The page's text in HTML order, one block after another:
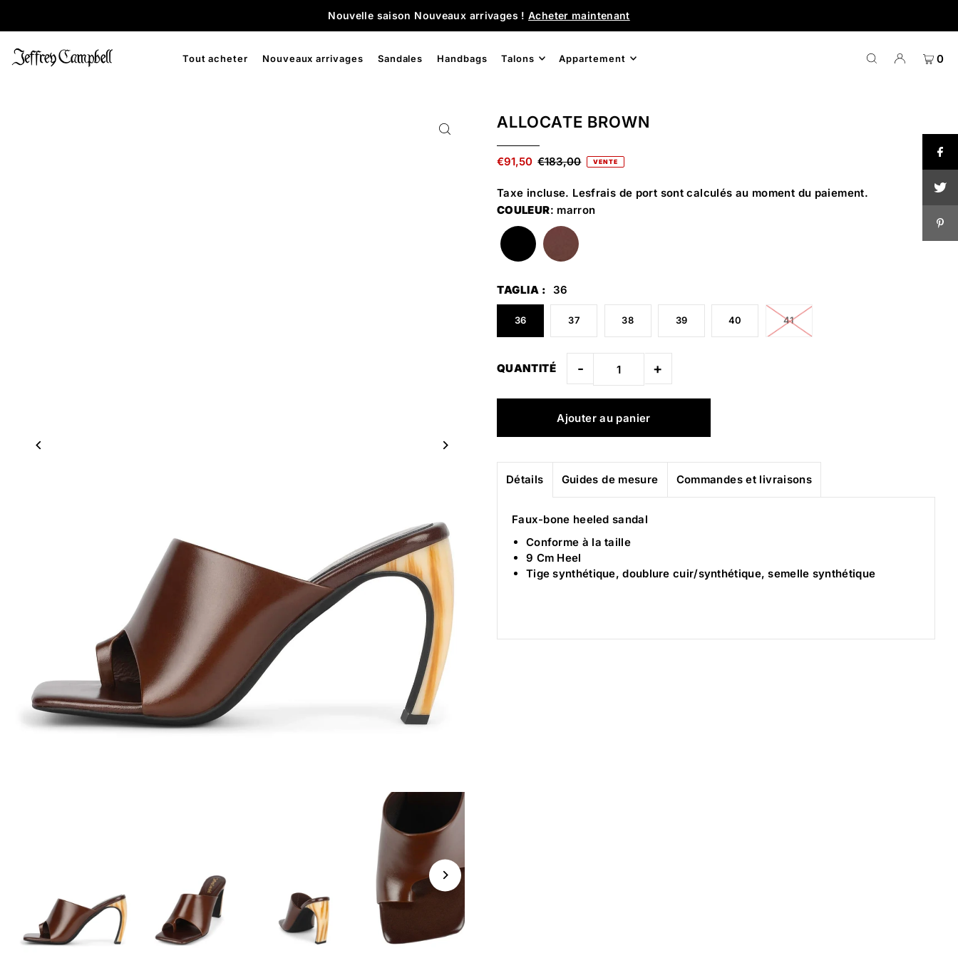
Nouvelle saison Nouveaux arrivages !Acheter maintenant
Tout acheter Nouveaux arrivages Sandales Handbags Talons Appartement 0
ALLOCATE BROWN
€91,50 €183,00 VENTE
Taxe incluse. Lesfrais de port sont calculés au moment du paiement.
COULEUR: marron
TAGLIA : 36
36 37 38 39 40 41
QUANTITÉ - +
Détails Guides de mesure Commandes et livraisons
Faux-bone heeled sandal
Conforme à la taille
9 Cm Heel
Tige synthétique, doublure cuir/synthétique, semelle synthétique